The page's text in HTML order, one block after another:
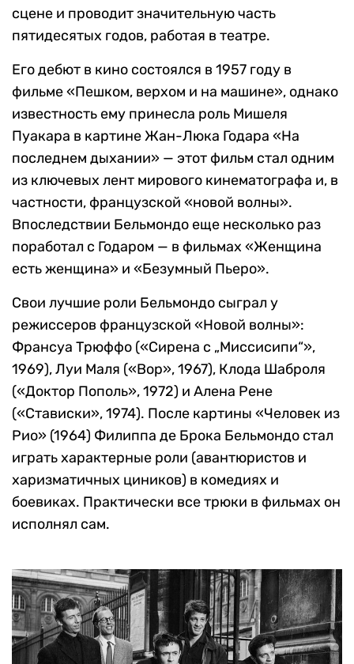
сцене и проводит значительную часть
пятидесятых годов, работая в театре.
Его дебют в кино состоялся в 1957 году в
фильме «Пешком, верхом и на машине», однако
известность ему принесла роль Мишеля
Пуакара в картине Жан-Люка Годара «На
последнем дыхании» — этот фильм стал одним
из ключевых лент мирового кинематографа и, в
частности, французской «новой волны».
Впоследствии Бельмондо еще несколько раз
поработал с Годаром — в фильмах «Женщина
есть женщина» и «Безумный Пьеро».
Свои лучшие роли Бельмондо сыграл у
режиссеров французской «Новой волны»:
Франсуа Трюффо («Сирена с „Миссисипи“»,
1969), Луи Маля («Вор», 1967), Клода Шаброля
(«Доктор Пополь», 1972) и Алена Рене
(«Стависки», 1974). После картины «Человек из
Рио» (1964) Филиппа де Брока Бельмондо стал
играть характерные роли (авантюристов и
харизматичных циников) в комедиях и
боевиках. Практически все трюки в фильмах он
исполнял сам.